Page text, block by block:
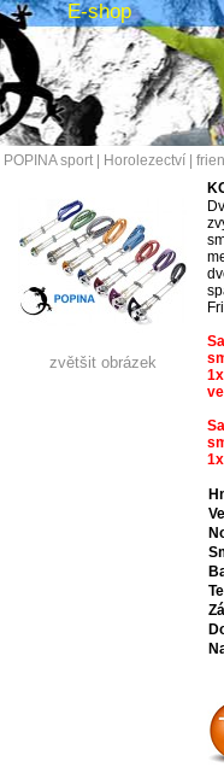
E-shop
POPINA sport| Horolezectví
zvětšit obrázek